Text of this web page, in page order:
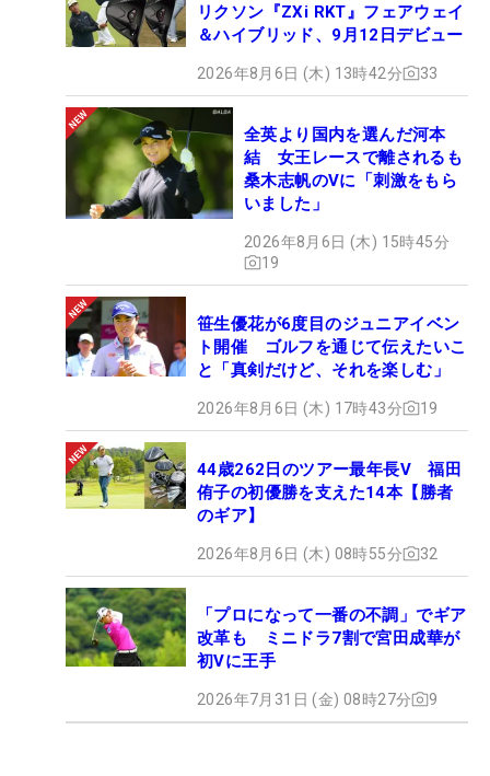
リクソン『ZXi RKT』フェアウェイ
＆ハイブリッド、9月12日デビュー
2026年8月6日 (木) 13時42分 33
全英より国内を選んだ河本
結 女王レースで離されるも
桑木志帆のVに「刺激をもら
いました」
2026年8月6日 (木) 15時45分
19
笹生優花が6度目のジュニアイベン
ト開催 ゴルフを通じて伝えたいこ
と「真剣だけど、それを楽しむ」
2026年8月6日 (木) 17時43分 19
44歳262日のツアー最年長V 福田
侑子の初優勝を支えた14本【勝者
のギア】
2026年8月6日 (木) 08時55分 32
「プロになって一番の不調」でギア
改革も ミニドラ7割で宮田成華が
初Vに王手
2026年7月31日 (金) 08時27分 9